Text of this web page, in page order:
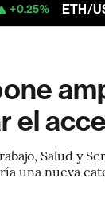
USD
el
Salud y
una nueva